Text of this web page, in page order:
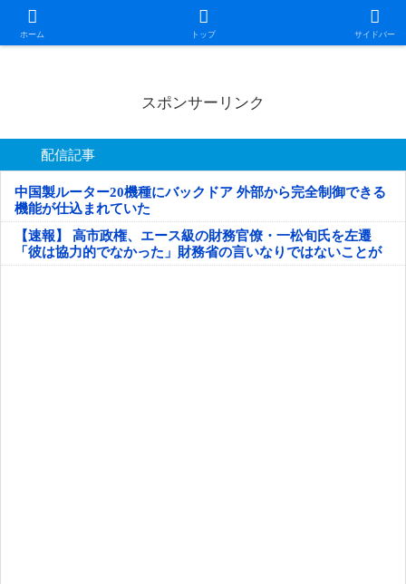
ホーム トップ サイドバー
日本第一！ニュース録
スポンサーリンク
配信記事
中国製ルーター20機種にバックドア 外部から完全制御できる
機能が仕込まれていた
【速報】 高市政権、エース級の財務官僚・一松旬氏を左遷
「彼は協力的でなかった」財務省の言いなりではないことが
判明